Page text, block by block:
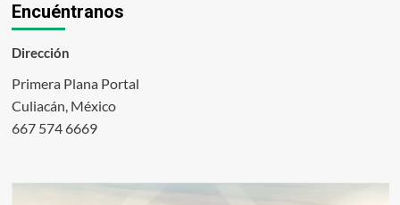
Encuéntranos
Dirección
Primera Plana Portal
Culiacán, México
667 574 6669